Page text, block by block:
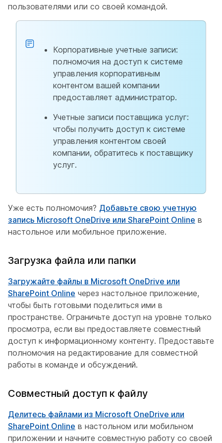
пользователями или со своей командой.
Корпоративные учетные записи:
полномочия на доступ к системе
управления корпоративным
контентом вашей компании
предоставляет администратор.
Учетные записи поставщика услуг:
чтобы получить доступ к системе
управления контентом своей
компании, обратитесь к поставщику
услуг.
Уже есть полномочия? Добавьте свою учетную
запись Microsoft OneDrive или SharePoint Online в
настольное или мобильное приложение.
Загрузка файла или папки
Загружайте файлы в Microsoft OneDrive или
SharePoint Online через настольное приложение,
чтобы быть готовыми поделиться ими в
пространстве. Ограничьте доступ на уровне только
просмотра, если вы предоставляете совместный
доступ к информационному контенту. Предоставьте
полномочия на редактирование для совместной
работы в команде и обсуждений.
Совместный доступ к файлу
Делитесь файлами из Microsoft OneDrive или
SharePoint Online в настольном или мобильном
приложении и начните совместную работу со своей